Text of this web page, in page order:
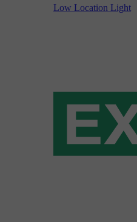
Low Location Light